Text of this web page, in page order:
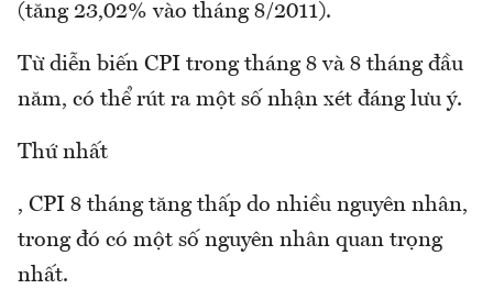
(tăng 23,02% vào tháng 8/2011).
Từ diễn biến CPI trong tháng 8 và 8 tháng đầu
năm, có thể rút ra một số nhận xét đáng lưu ý.
Thứ nhất
, CPI 8 tháng tăng thấp do nhiều nguyên nhân,
trong đó có một số nguyên nhân quan trọng
nhất.